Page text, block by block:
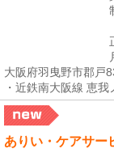
大阪府羽曳野市郡戸
・近鉄南大阪線 恵
ありい・ケアサー